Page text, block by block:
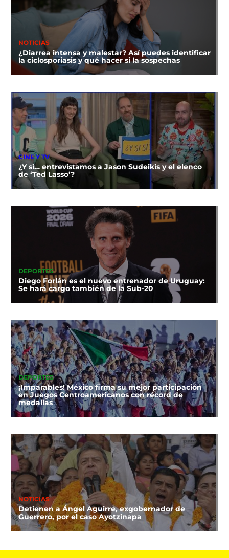
NOTICIAS
¿Diarrea intensa y malestar? Así puedes identificar
la ciclosporiasis y qué hacer si la sospechas
CINE Y TV
¿Y si… entrevistamos a Jason Sudeikis y el elenco
de ‘Ted Lasso’?
DEPORTES
Diego Forlán es el nuevo entrenador de Uruguay:
Se hará cargo también de la Sub-20
DEPORTES
¡Imparables! México firma su mejor participación
en Juegos Centroamericanos con récord de
medallas
NOTICIAS
Detienen a Ángel Aguirre, exgobernador de
Guerrero, por el caso Ayotzinapa